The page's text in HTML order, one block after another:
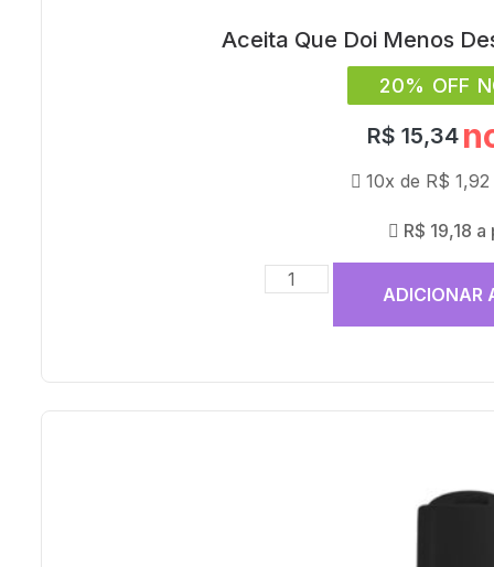
Aceita Que Doi Menos
20% OFF
R$ 15,34
10x de R$ 1,92
R$ 19,18 a
ADICIONAR